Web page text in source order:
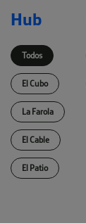
Hub
Todos
El Cubo
La Farola
El Cable
El Patio